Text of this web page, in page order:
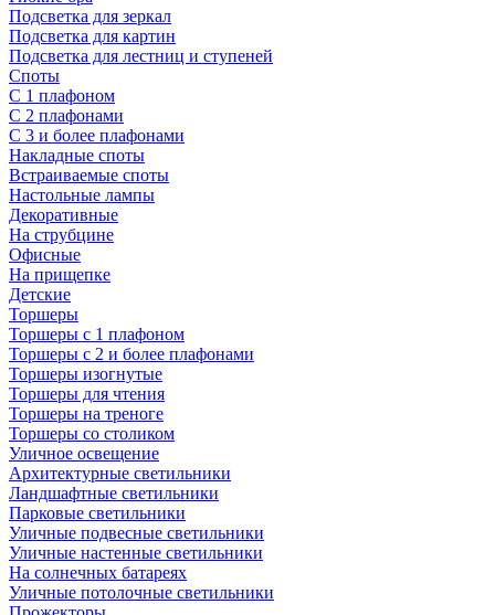
Подсветка для зеркал
Подсветка для картин
Подсветка для лестниц и ступеней
Споты
С 1 плафоном
С 2 плафонами
С 3 и более плафонами
Накладные споты
Встраиваемые споты
Настольные лампы
Декоративные
На струбцине
Офисные
На прищепке
Детские
Торшеры
Торшеры с 1 плафоном
Торшеры с 2 и более плафонами
Торшеры изогнутые
Торшеры для чтения
Торшеры на треноге
Торшеры со столиком
Уличное освещение
Архитектурные светильники
Ландшафтные светильники
Парковые светильники
Уличные подвесные светильники
Уличные настенные светильники
На солнечных батареях
Уличные потолочные светильники